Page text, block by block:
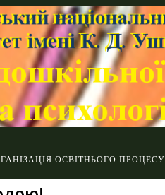
ОСВІТНЬОГО ПРОЦЕСУ